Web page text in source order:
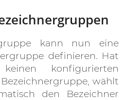
kann nun eine
definieren. Hat
konfigurierten
wählt
den Bezeichner